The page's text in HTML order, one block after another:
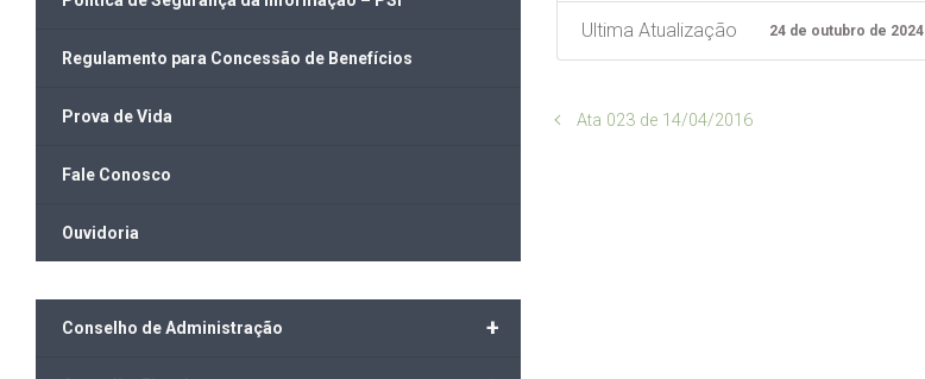
Ultima Atualização 24 de outubro de 2024
Ata 023 de 14/04/2016
Regulamento para Concessão de Benefícios
Prova de Vida
Fale Conosco
Ouvidoria
+
Conselho de Administração